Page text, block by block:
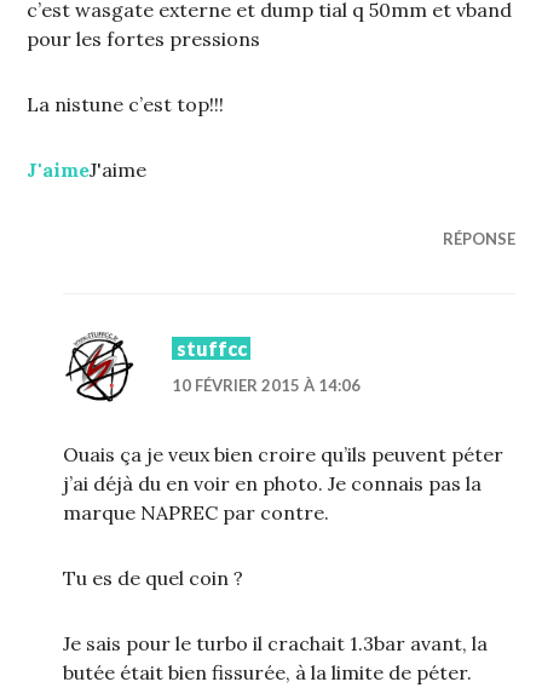
c’est wasgate externe et dump tial q 50mm et vband
pour les fortes pressions
La nistune c’est top!!!
J'aimeJ'aime
RÉPONSE
stuffcc
10 FÉVRIER 2015 À 14:06
Ouais ça je veux bien croire qu’ils peuvent péter
j’ai déjà du en voir en photo. Je connais pas la
marque NAPREC par contre.
Tu es de quel coin ?
Je sais pour le turbo il crachait 1.3bar avant, la
butée était bien fissurée, à la limite de péter.